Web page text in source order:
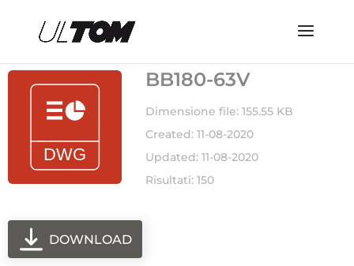
BB180-63V
Dimensione file: 155.55 KB
Created: 11-08-2020
Updated: 11-08-2020
Risultati: 150
DOWNLOAD